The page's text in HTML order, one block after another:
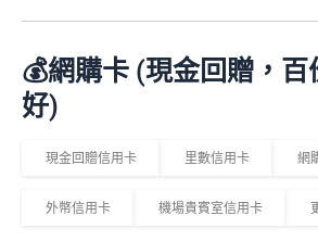
💰網購卡 (現金回贈，百
好)
現金回贈信用卡 里數信用卡 網
外幣信用卡 機場貴賓室信用卡